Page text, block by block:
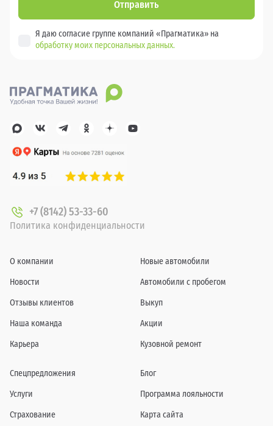
Отправить
Я даю согласие группе компаний «Прагматика» на
обработку моих персональных данных.
+7 (8142) 53-33-60
Политика конфиденциальности
О компании
Новости
Отзывы клиентов
Наша команда
Карьера
Новые автомобили
Автомобили с пробегом
Выкуп
Акции
Кузовной ремонт
Спецпредложения
Услуги
Страхование
Блог
Программа лояльности
Карта сайта